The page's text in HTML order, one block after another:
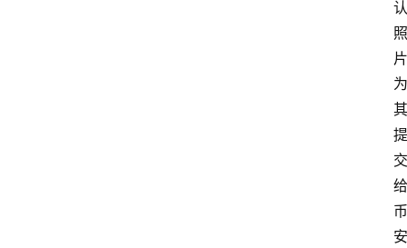
认
照
片
为
其
提
交
给
币
安